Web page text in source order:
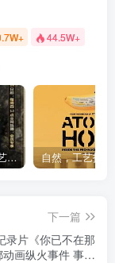
44.5W+
艺术纪录片《波斯艺术 Art of Persia》下载
下一篇
录片《你已不在那
画纵火事件 事件